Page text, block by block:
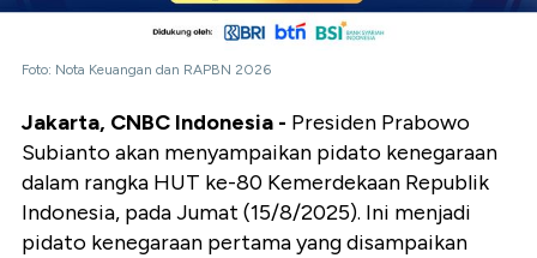
Foto: Nota Keuangan dan RAPBN 2026
Jakarta, CNBC Indonesia - Presiden Prabowo
Subianto akan menyampaikan pidato kenegaraan
dalam rangka HUT ke-80 Kemerdekaan Republik
Indonesia, pada Jumat (15/8/2025). Ini menjadi
pidato kenegaraan pertama yang disampaikan